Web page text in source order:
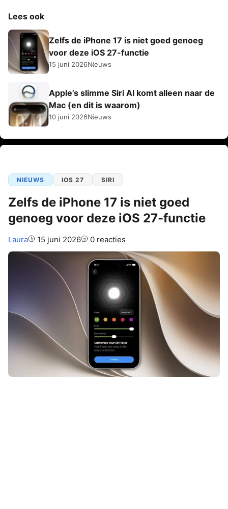
Lees ook
Zelfs de iPhone 17 is niet goed genoeg
voor deze iOS 27-functie
15 juni 2026Nieuws
Apple’s slimme Siri AI komt alleen naar de
Mac (en dit is waarom)
10 juni 2026Nieuws
NIEUWS IOS 27 SIRI
Zelfs de iPhone 17 is niet goed
genoeg voor deze iOS 27-functie
Auteur:
Laura 15 juni 2026 0 reacties